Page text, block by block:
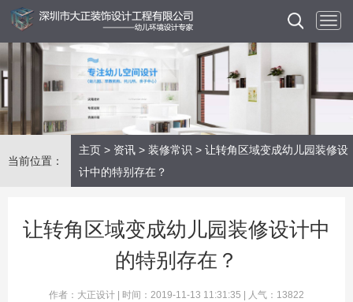
当前位置：
主页 > 资讯 > 装修常识 > 让转角区域变成幼儿园装修设
计中的特别存在？
让转角区域变成幼儿园装修设计中
的特别存在？
作者：大正设计 | 时间：2019-11-13 11:31:35 | 人气：13822